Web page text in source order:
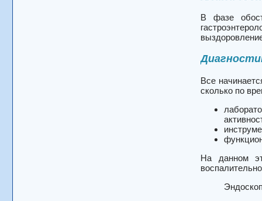
В фазе
Все
сколько по
На данном